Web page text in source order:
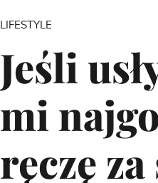
LIFESTYLE
Jeśli
mi
ręczę